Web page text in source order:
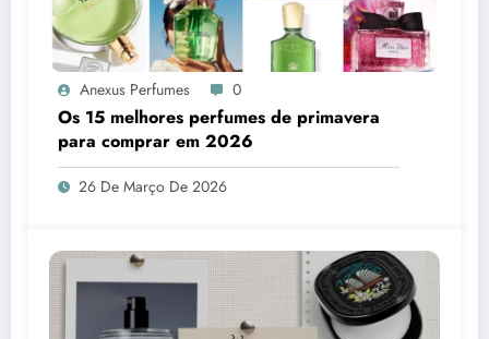
Anexus Perfumes 0
Os 15 melhores perfumes de primavera
para comprar em 2026
26 De Março De 2026